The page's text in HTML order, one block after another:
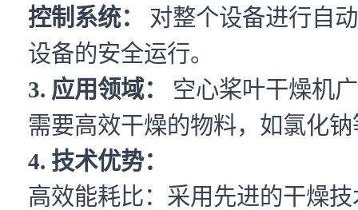
控制系统：
对整个设备进行自
设备的安全运行。
3. 应用领域：
空心桨叶干燥机
需要高效干燥的物料，如氯化
4. 技术优势：
高效能耗比：采用先进的干燥